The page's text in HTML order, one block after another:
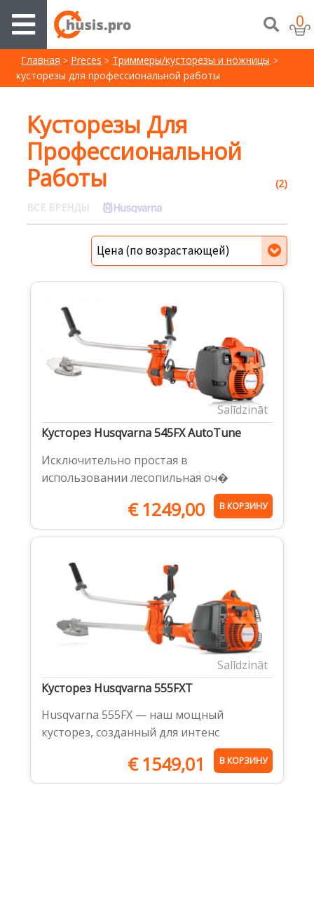
0
Главная Preces
Триммеры/кусторезы и ножницы
кусторезы для профессиональной работы
Кусторезы Для
Профессиональной
Работы
(2)
ВСЕ БРЕНДЫ
Salīdzināt
Кусторез Husqvarna 545FX AutoTune
Исключительно простая в
использовании лесопильная оч�
€1249,00 В КОРЗИНУ
Salīdzināt
Кусторез Husqvarna 555FXT
Husqvarna 555FX — наш мощный
кусторез, созданный для интенс
€1549,01 В КОРЗИНУ